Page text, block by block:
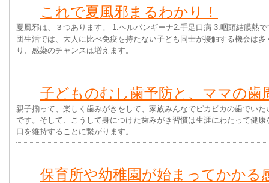
これで夏風邪まるわかり！
夏風邪は、３つあります。 1.ヘルパンギーナ2.手足口病 3.咽頭結膜熱で
団生活では、大人に比べ免疫を持たない子ども同士が接触する機会は多
り、感染のチャンスは増えます。
子どものむし歯予防と、ママの歯
親子揃って、楽しく歯みがきをして、家族みんなでピカピカの歯でいた
です。そして、こうして身につけた歯みがき習慣は生涯にわたって健康
口を維持することに繋がります。
保育所や幼稚園が始まってかかる